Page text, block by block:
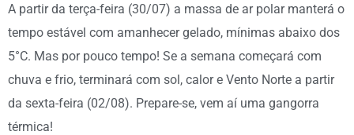
A partir da terça-feira (30/07) a massa de ar polar manterá o
tempo estável com amanhecer gelado, mínimas abaixo dos
5°C. Mas por pouco tempo! Se a semana começará com
chuva e frio, terminará com sol, calor e Vento Norte a partir
da sexta-feira (02/08). Prepare-se, vem aí uma gangorra
térmica!